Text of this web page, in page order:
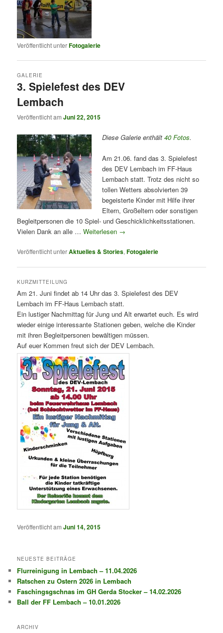
Veröffentlicht unterFotogalerie
3. Spielefest des DEV
Lembach
GALERIE
Veröffentlicht amJuni 22, 2015
Diese Galerie enthält40 Fotos.
Am 21.06. fand das 3. Spielefest
des DEV Lembach im FF-Haus
Lembach statt. Trotz des nicht so
tollen Wetters absolvierten 39
begeisterte Kinder mit Hilfe ihrer
Eltern, Großeltern oder sonstigen
Begleitpersonen die 10 Spiel- und Geschicklichkeitsstationen.
Vielen Dank an alle …Weiterlesen →
Veröffentlicht unterAktuelles & Stories,Fotogalerie
KURZMITTEILUNG
Am 21. Juni findet ab 14 Uhr das 3. Spielefest des DEV
Lembach im FF-Haus Lembach statt.
Ein lustiger Nachmittag für Jung und Alt erwartet euch. Es wird
wieder einige interessante Stationen geben, welche die Kinder
mit ihren Begleitpersonen bewältigen müssen.
Auf euer Kommen freut sich der DEV Lembach.
Veröffentlicht amJuni 14, 2015
NEUESTE BEITRÄGE
Flurreinigung in Lembach – 11.04.2026
Ratschen zu Ostern 2026 in Lembach
Faschingsgschnas im GH Gerda Stocker – 14.02.2026
Ball der FF Lembach – 10.01.2026
ARCHIV